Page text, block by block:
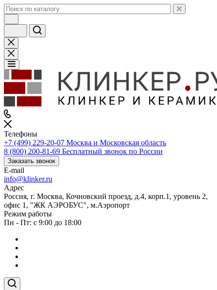
Телефоны
+7 (499) 229-20-07 Москва и Московская область
8 (800) 200-81-69 Бесплатный звонок по России
Заказать звонок
E-mail
info@klinker.ru
Адрес
Россия, г. Москва, Кочновский проезд, д.4, корп.1, уровень 2,
офис 1, "ЖК АЭРОБУС", м.Аэропорт
Режим работы
Пн - Пт: с 9:00 до 18:00